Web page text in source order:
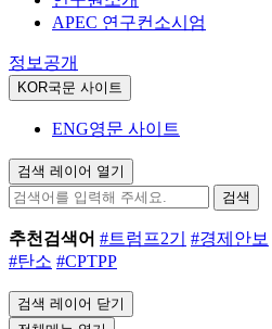
APEC 연구컨소시엄
정보공개
KOR국문 사이트
ENG영문 사이트
검색 레이어 열기
검색
추천검색어 #트럼프2기 #경제안보
#탄소 #CPTPP
검색 레이어 닫기